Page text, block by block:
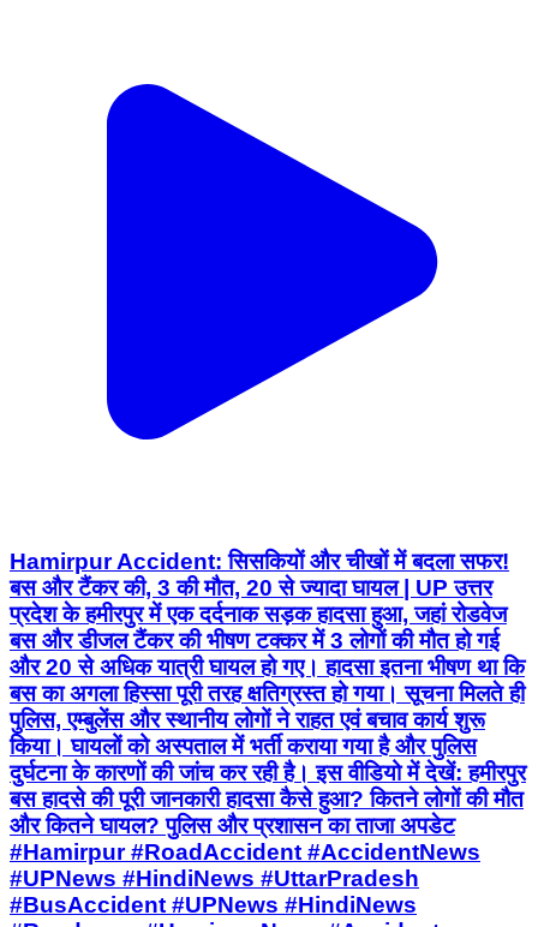
Hamirpur Accident: सिसकियों और चीखों में बदला सफर!
बस का अगला हिस्सा पूरी तरह क्षतिग्रस्त हो गया। सूचना मिलते ही
पुलिस, एम्बुलेंस और स्थानीय लोगों ने राहत एवं बचाव कार्य शुरू
किया। घायलों को अस्पताल में भर्ती कराया गया है और पुलिस
दुर्घटना के कारणों की जांच कर रही है। इस वीडियो में देखें: हमीरपुर
बस हादसे की पूरी जानकारी हादसा कैसे हुआ? कितने लोगों की मौत
और कितने घायल? पुलिस और प्रशासन का ताजा अपडेट
#Hamirpur #RoadAccident #AccidentNews
#UPNews #HindiNews #UttarPradesh
#BusAccident #UPNews #HindiNews
#Roadways #HamirpurNews #Accident
#LatestNews
Parliament Street, New Delhi | Aug 6, 2026